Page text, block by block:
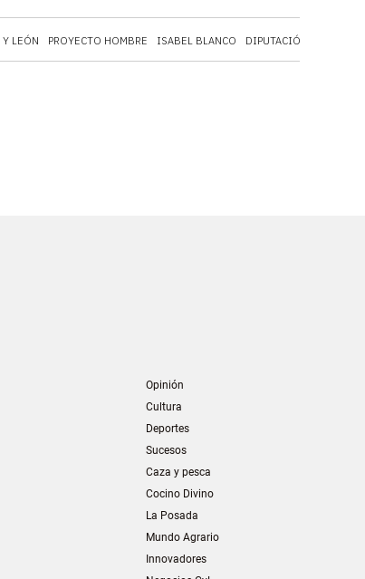
LEÓN PROYECTO HOMBRE ISABEL BLANCO DIPUTACIÓN DE ZAMORA
Opinión
Cultura
Deportes
Sucesos
Caza y pesca
Cocino Divino
La Posada
Mundo Agrario
Innovadores